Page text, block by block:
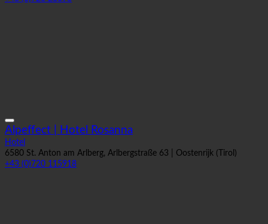
Alpeffect | Hotel Rosanna
Hotel
6580 St. Anton am Arlberg, Arlbergstraße 63 | Oostenrijk (Tirol)